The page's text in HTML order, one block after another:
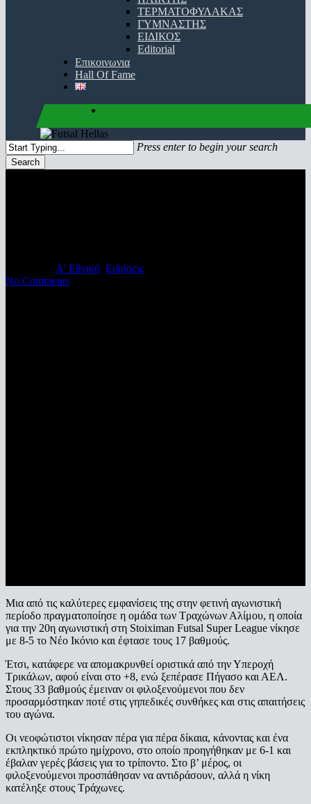
ΤΕΡΜΑΤΟΦΥΛΑΚΑΣ
ΓΥΜΝΑΣΤΗΣ
ΕΙΔΙΚΟΣ
Editorial
Επικοινωνια
Hall Of Fame
Press enter to begin your search
Search
Α' Εθνική Ειδήσεις
No Comments
Μια από τις καλύτερες εμφανίσεις της στην φετινή αγωνιστική
περίοδο πραγματοποίησε η ομάδα των Τραχώνων Αλίμου, η οποία
για την 20η αγωνιστική στη Stoiximan Futsal Super League νίκησε
με 8-5 το Νέο Ικόνιο και έφτασε τους 17 βαθμούς.
Έτσι, κατάφερε να απομακρυνθεί οριστικά από την Υπεροχή
Τρικάλων, αφού είναι στο +8, ενώ ξεπέρασε Πήγασο και ΑΕΛ.
Στους 33 βαθμούς έμειναν οι φιλοξενούμενοι που δεν
προσαρμόστηκαν ποτέ στις γηπεδικές συνθήκες και στις απαιτήσεις
του αγώνα.
Οι νεοφώτιστοι νίκησαν πέρα για πέρα δίκαια, κάνοντας και ένα
εκπληκτικό πρώτο ημίχρονο, στο οποίο προηγήθηκαν με 6-1 και
έβαλαν γερές βάσεις για το τρίποντο. Στο β’ μέρος, οι
φιλοξενούμενοι προσπάθησαν να αντιδράσουν, αλλά η νίκη
κατέληξε στους Τράχωνες.